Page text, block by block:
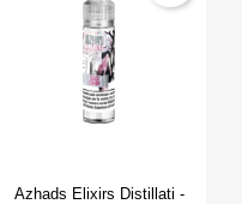
Anteprima
Azhads Elixirs Distillati -